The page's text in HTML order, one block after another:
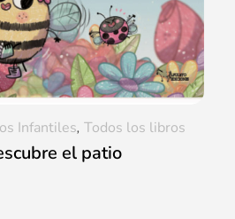
el patio
Infantiles, Todos los libros